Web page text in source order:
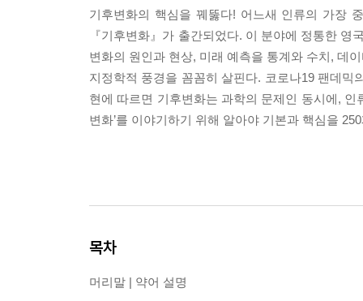
기후변화의 핵심을 꿰뚫다! 어느새 인류의 가장
『기후변화』가 출간되었다. 이 분야에 정통한
변화의 원인과 현상, 미래 예측을 통계와 수치, 데
지정학적 풍경을 꼼꼼히 살핀다. 코로나19 팬데
현에 따르면 기후변화는 과학의 문제인 동시에, 인
변화’를 이야기하기 위해 알아야 기본과 핵심을
목차
머리말 | 약어 설명